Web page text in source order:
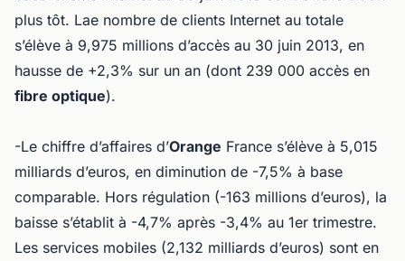
plus tôt. Lae nombre de clients Internet au totale
s’élève à 9,975 millions d’accès au 30 juin 2013, en
hausse de +2,3% sur un an (dont 239 000 accès en
fibre optique).
-Le chiffre d’affaires d’Orange France s’élève à 5,015
milliards d’euros, en diminution de -7,5% à base
comparable. Hors régulation (-163 millions d’euros), la
baisse s’établit à -4,7% après -3,4% au 1er trimestre.
Les services mobiles (2,132 milliards d’euros) sont en